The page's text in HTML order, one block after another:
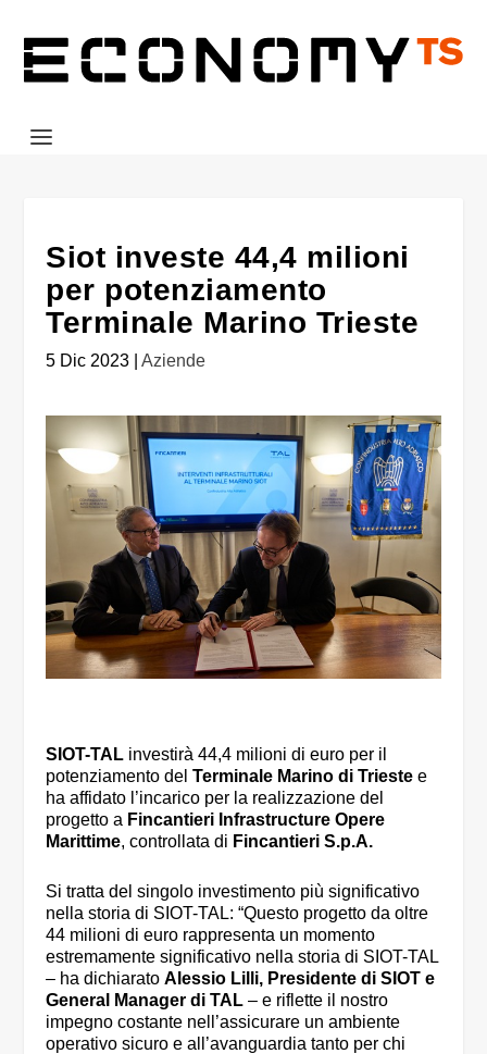
Siot investe 44,4 milioni
per potenziamento
Terminale Marino Trieste
5 Dic 2023 |Aziende
SIOT-TAL investirà 44,4 milioni di euro per il
potenziamento delTerminale Marino di Trieste e
ha affidato l’incarico per la realizzazione del
progetto a Fincantieri Infrastructure Opere
Marittime, controllata di Fincantieri S.p.A.
Si tratta del singolo investimento più significativo
nella storia di SIOT-TAL: “Questo progetto da oltre
44 milioni di euro rappresenta un momento
estremamente significativo nella storia di SIOT-TAL
– ha dichiaratoAlessio Lilli, Presidente di SIOT e
General Manager di TAL – e riflette il nostro
impegno costante nell’assicurare un ambiente
operativo sicuro e all’avanguardia tanto per chi